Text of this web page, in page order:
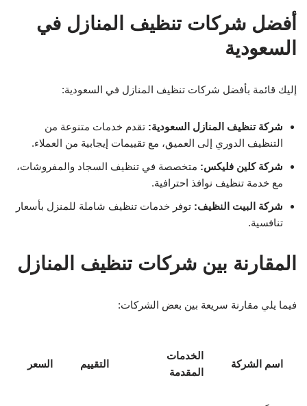
أفضل شركات تنظيف المنازل في
السعودية
إليك قائمة بأفضل شركات تنظيف المنازل في السعودية:
شركة تنظيف المنازل السعودية: تقدم خدمات متنوعة من
التنظيف الدوري إلى العميق، مع تقييمات إيجابية من العملاء.
شركة كلين فليكس: متخصصة في تنظيف السجاد والمفروشات،
مع خدمة تنظيف نوافذ احترافية.
شركة البيت النظيف: توفر خدمات تنظيف شاملة للمنزل بأسعار
تنافسية.
المقارنة بين شركات تنظيف المنازل
فيما يلي مقارنة سريعة بين بعض الشركات:
اسم الشركة
الخدمات
المقدمة
التقييم السعر